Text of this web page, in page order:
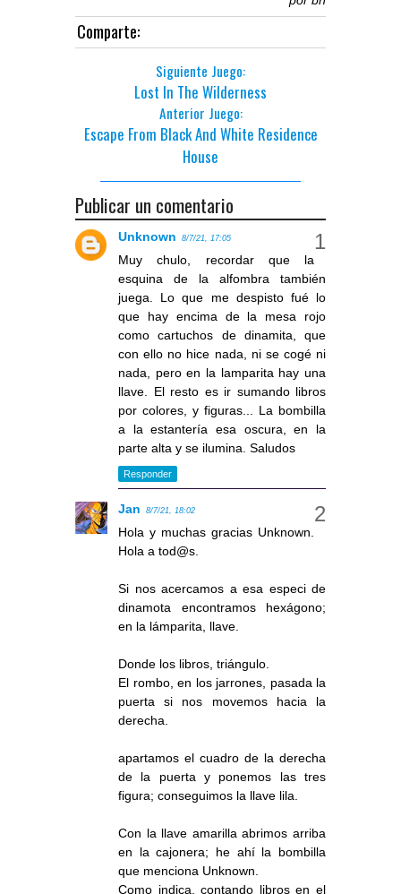
Comparte:
Siguiente Juego:
Lost In The Wilderness
Anterior Juego:
Escape From Black And White Residence
House
Publicar un comentario
Unknown 8/7/21, 17:05
Muy chulo, recordar que la
esquina de la alfombra también
juega. Lo que me despisto fué lo
que hay encima de la mesa rojo
como cartuchos de dinamita, que
con ello no hice nada, ni se cogé ni
nada, pero en la lamparita hay una
llave. El resto es ir sumando libros
por colores, y figuras... La bombilla
a la estantería esa oscura, en la
parte alta y se ilumina. Saludos
Responder
Jan 8/7/21, 18:02
Hola y muchas gracias Unknown.
Hola a tod@s.
Si nos acercamos a esa especi de
dinamota encontramos hexágono;
en la lámparita, llave.
Donde los libros, triángulo.
El rombo, en los jarrones, pasada la
puerta si nos movemos hacia la
derecha.
apartamos el cuadro de la derecha
de la puerta y ponemos las tres
figura; conseguimos la llave lila.
Con la llave amarilla abrimos arriba
en la cajonera; he ahí la bombilla
que menciona Unknown.
Como indica, contando libros en el